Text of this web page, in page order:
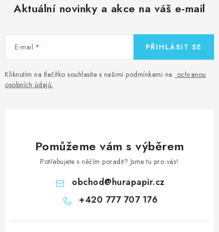
Aktuální novinky a akce na váš e-mail
E-mail
Kliknutím na tlačítko souhlasíte s našimi podmínkami na ochranou
osobních údajů.
PŘIHLÁSIT SE
Pomůžeme vám s výběrem
Potřebujete s něčím poradit? Jsme tu pro vás!
obchod@hurapapir.cz
+420 777 707 176